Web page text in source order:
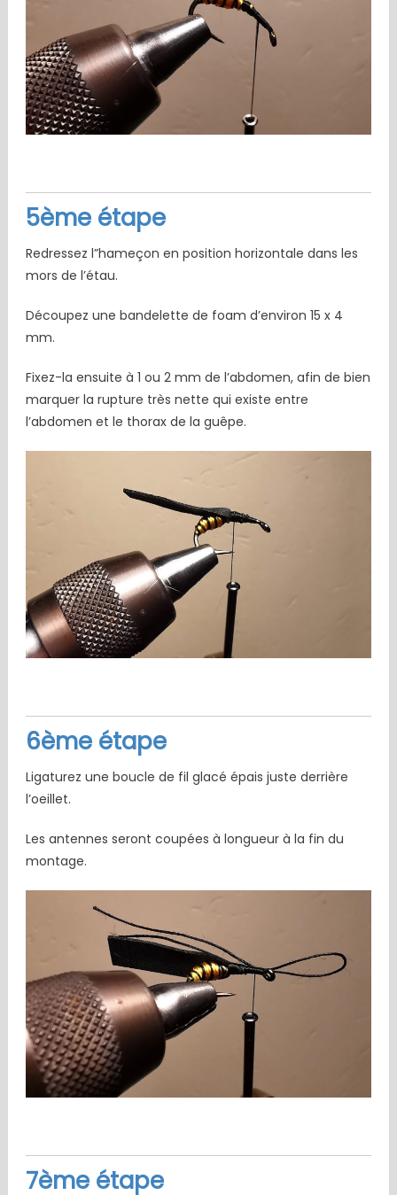
5ème étape
Redressez l”hameçon en position horizontale dans les
mors de l’étau.
Découpez une bandelette de foam d’environ 15 x 4
mm.
Fixez-la ensuite à 1 ou 2 mm de l’abdomen, afin de bien
marquer la rupture très nette qui existe entre
l’abdomen et le thorax de la guêpe.
6ème étape
Ligaturez une boucle de fil glacé épais juste derrière
l’oeillet.
Les antennes seront coupées à longueur à la fin du
montage.
7ème étape